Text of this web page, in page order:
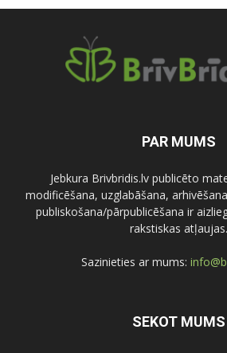
PAR MUMS
Jebkura Brivbridis.lv publicēto
modificēšana, uzglabāšana,
publiskošana/pārpublicēšana ir
rakstiskas atļaujas.
Sazinieties ar mums:
SEKOT MUMS